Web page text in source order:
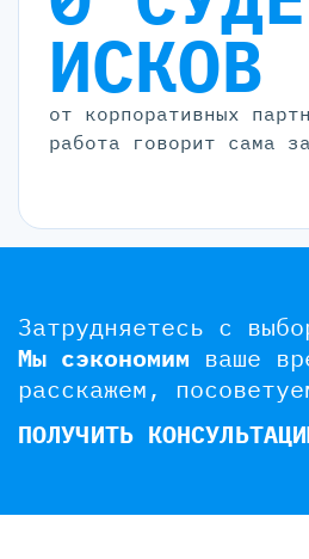
ИСКОВ
от корпоративных
работа говорит сама
Затрудняетесь с
Мы сэкономим ваше
расскажем,
ПОЛУЧИТЬ